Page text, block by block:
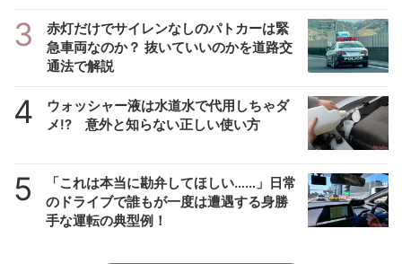
3
赤灯だけでサイレンなしのパトカーは緊
急車両なのか？ 抜いていいのかを道路交
通法で解説
4
ウォッシャー液は水道水で代用しちゃダ
メ!? 意外と知らない正しい使い方
5
「これは本当に勘弁してほしい……」日常
のドライブで誰もが一度は遭遇する身勝
手な運転の典型例！